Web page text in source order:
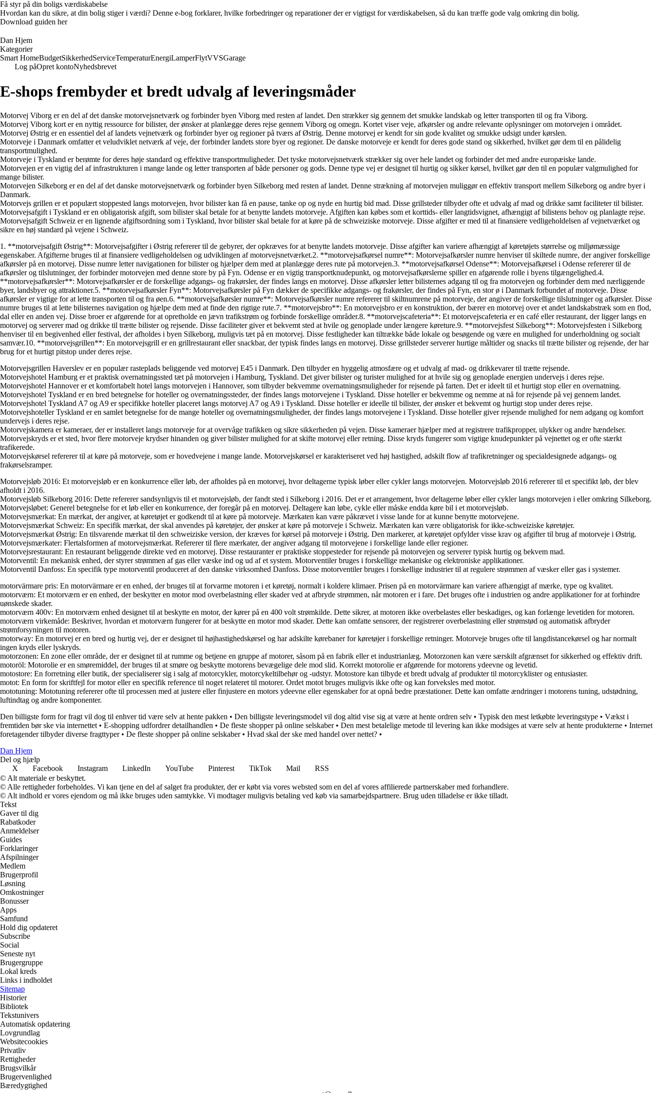
Få styr på din boligs værdiskabelse
Hvordan kan du sikre, at din bolig stiger i værdi? Denne e-bog forklarer, hvilke forbedringer og reparationer der er vigtigst for værdiskabelsen, så du kan træffe gode valg omkring din bolig.
Download guiden her
Dan Hjem
Kategorier
Smart HomeBudgetSikkerhedServiceTemperaturEnergiLamperFlytVVSGarage
Log påOpret kontoNyhedsbrevet
E-shops frembyder et bredt udvalg af leveringsmåder
Motorvej Viborg er en del af det danske motorvejsnetværk og forbinder byen Viborg med resten af landet. Den strækker sig gennem det smukke landskab og letter transporten til og fra Viborg.
Motorvej Viborg kort er en nyttig ressource for bilister, der ønsker at planlægge deres rejse gennem Viborg og omegn. Kortet viser veje, afkørsler og andre relevante oplysninger om motorvejen i området.
Motorvej Østrig er en essentiel del af landets vejnetværk og forbinder byer og regioner på tværs af Østrig. Denne motorvej er kendt for sin gode kvalitet og smukke udsigt under kørslen.
Motorveje i Danmark omfatter et veludviklet netværk af veje, der forbinder landets store byer og regioner. De danske motorveje er kendt for deres gode stand og sikkerhed, hvilket gør dem til en pålidelig
transportmulighed.
Motorveje i Tyskland er berømte for deres høje standard og effektive transportmuligheder. Det tyske motorvejsnetværk strækker sig over hele landet og forbinder det med andre europæiske lande.
Motorvejen er en vigtig del af infrastrukturen i mange lande og letter transporten af både personer og gods. Denne type vej er designet til hurtig og sikker kørsel, hvilket gør den til en populær valgmulighed for
mange bilister.
Motorvejen Silkeborg er en del af det danske motorvejsnetværk og forbinder byen Silkeborg med resten af landet. Denne strækning af motorvejen muliggør en effektiv transport mellem Silkeborg og andre byer i
Danmark.
Motorvejs grillen er et populært stoppested langs motorvejen, hvor bilister kan få en pause, tanke op og nyde en hurtig bid mad. Disse grillsteder tilbyder ofte et udvalg af mad og drikke samt faciliteter til bilister.
Motorvejsafgift i Tyskland er en obligatorisk afgift, som bilister skal betale for at benytte landets motorveje. Afgiften kan købes som et korttids- eller langtidsvignet, afhængigt af bilistens behov og planlagte rejse.
Motorvejsafgift Schweiz er en lignende afgiftsordning som i Tyskland, hvor bilister skal betale for at køre på de schweiziske motorveje. Disse afgifter er med til at finansiere vedligeholdelsen af vejnetværket og
sikre en høj standard på vejene i Schweiz.
1. **motorvejsafgift Østrig**: Motorvejsafgifter i Østrig refererer til de gebyrer, der opkræves for at benytte landets motorveje. Disse afgifter kan variere afhængigt af køretøjets størrelse og miljømæssige
egenskaber. Afgifterne bruges til at finansiere vedligeholdelsen og udviklingen af motorvejsnetværket.2. **motorvejsafkørsel numre**: Motorvejsafkørsler numre henviser til skiltede numre, der angiver forskellige
afkørsler på en motorvej. Disse numre letter navigationen for bilister og hjælper dem med at planlægge deres rute på motorvejen.3. **motorvejsafkørsel Odense**: Motorvejsafkørsel i Odense refererer til de
afkørsler og tilslutninger, der forbinder motorvejen med denne store by på Fyn. Odense er en vigtig transportknudepunkt, og motorvejsafkørslerne spiller en afgørende rolle i byens tilgængelighed.4.
**motorvejsafkørsler**: Motorvejsafkørsler er de forskellige adgangs- og frakørsler, der findes langs en motorvej. Disse afkørsler letter bilisternes adgang til og fra motorvejen og forbinder dem med nærliggende
byer, landsbyer og attraktioner.5. **motorvejsafkørsler Fyn**: Motorvejsafkørsler på Fyn dækker de specifikke adgangs- og frakørsler, der findes på Fyn, en stor ø i Danmark forbundet af motorveje. Disse
afkørsler er vigtige for at lette transporten til og fra øen.6. **motorvejsafkørsler numre**: Motorvejsafkørsler numre refererer til skiltnumrene på motorveje, der angiver de forskellige tilslutninger og afkørsler. Disse
numre bruges til at lette bilisternes navigation og hjælpe dem med at finde den rigtige rute.7. **motorvejsbro**: En motorvejsbro er en konstruktion, der bærer en motorvej over et andet landskabstræk som en flod,
dal eller en anden vej. Disse broer er afgørende for at opretholde en jævn trafikstrøm og forbinde forskellige områder.8. **motorvejscafeteria**: Et motorvejscafeteria er en café eller restaurant, der ligger langs en
motorvej og serverer mad og drikke til trætte bilister og rejsende. Disse faciliteter giver et bekvemt sted at hvile og genoplade under længere køreture.9. **motorvejsfest Silkeborg**: Motorvejsfesten i Silkeborg
henviser til en begivenhed eller festival, der afholdes i byen Silkeborg, muligvis tæt på en motorvej. Disse festligheder kan tiltrække både lokale og besøgende og være en mulighed for underholdning og socialt
samvær.10. **motorvejsgrillen**: En motorvejsgrill er en grillrestaurant eller snackbar, der typisk findes langs en motorvej. Disse grillsteder serverer hurtige måltider og snacks til trætte bilister og rejsende, der har
brug for et hurtigt pitstop under deres rejse.
Motorvejsgrillen Haverslev er en populær rasteplads beliggende ved motorvej E45 i Danmark. Den tilbyder en hyggelig atmosfære og et udvalg af mad- og drikkevarer til trætte rejsende.
Motorvejshotel Hamburg er et praktisk overnatningssted tæt på motorvejen i Hamburg, Tyskland. Det giver bilister og turister mulighed for at hvile sig og genoplade energien undervejs i deres rejse.
Motorvejshotel Hannover er et komfortabelt hotel langs motorvejen i Hannover, som tilbyder bekvemme overnatningsmuligheder for rejsende på farten. Det er ideelt til et hurtigt stop eller en overnatning.
Motorvejshotel Tyskland er en bred betegnelse for hoteller og overnatningssteder, der findes langs motorvejene i Tyskland. Disse hoteller er bekvemme og nemme at nå for rejsende på vej gennem landet.
Motorvejshotel Tyskland A7 og A9 er specifikke hoteller placeret langs motorvej A7 og A9 i Tyskland. Disse hoteller er ideelle til bilister, der ønsker et bekvemt og hurtigt stop under deres rejse.
Motorvejshoteller Tyskland er en samlet betegnelse for de mange hoteller og overnatningsmuligheder, der findes langs motorvejene i Tyskland. Disse hoteller giver rejsende mulighed for nem adgang og komfort
undervejs i deres rejse.
Motorvejskamera er kameraer, der er installeret langs motorveje for at overvåge trafikken og sikre sikkerheden på vejen. Disse kameraer hjælper med at registrere trafikpropper, ulykker og andre hændelser.
Motorvejskryds er et sted, hvor flere motorveje krydser hinanden og giver bilister mulighed for at skifte motorvej eller retning. Disse kryds fungerer som vigtige knudepunkter på vejnettet og er ofte stærkt
trafikerede.
Motorvejskørsel refererer til at køre på motorveje, som er hovedvejene i mange lande. Motorvejskørsel er karakteriseret ved høj hastighed, adskilt flow af trafikretninger og specialdesignede adgangs- og
frakørselsramper.
Motorvejsløb 2016: Et motorvejsløb er en konkurrence eller løb, der afholdes på en motorvej, hvor deltagerne typisk løber eller cykler langs motorvejen. Motorvejsløb 2016 refererer til et specifikt løb, der blev
afholdt i 2016.
Motorvejsløb Silkeborg 2016: Dette refererer sandsynligvis til et motorvejsløb, der fandt sted i Silkeborg i 2016. Det er et arrangement, hvor deltagerne løber eller cykler langs motorvejen i eller omkring Silkeborg.
Motorvejsløbet: Generel betegnelse for et løb eller en konkurrence, der foregår på en motorvej. Deltagere kan løbe, cykle eller måske endda køre bil i et motorvejsløb.
Motorvejsmærkat: En mærkat, der angiver, at køretøjet er godkendt til at køre på motorveje. Mærkaten kan være påkrævet i visse lande for at kunne benytte motorvejene.
Motorvejsmærkat Schweiz: En specifik mærkat, der skal anvendes på køretøjer, der ønsker at køre på motorveje i Schweiz. Mærkaten kan være obligatorisk for ikke-schweiziske køretøjer.
Motorvejsmærkat Østrig: En tilsvarende mærkat til den schweiziske version, der kræves for kørsel på motorveje i Østrig. Den markerer, at køretøjet opfylder visse krav og afgifter til brug af motorveje i Østrig.
Motorvejsmærkater: Flertalsformen af motorvejsmærkat. Refererer til flere mærkater, der angiver adgang til motorvejene i forskellige lande eller regioner.
Motorvejsrestaurant: En restaurant beliggende direkte ved en motorvej. Disse restauranter er praktiske stoppesteder for rejsende på motorvejen og serverer typisk hurtig og bekvem mad.
Motorventil: En mekanisk enhed, der styrer strømmen af gas eller væske ind og ud af et system. Motorventiler bruges i forskellige mekaniske og elektroniske applikationer.
Motorventil Danfoss: En specifik type motorventil produceret af den danske virksomhed Danfoss. Disse motorventiler bruges i forskellige industrier til at regulere strømmen af væsker eller gas i systemer.
motorvärmare pris: En motorvärmare er en enhed, der bruges til at forvarme motoren i et køretøj, normalt i koldere klimaer. Prisen på en motorvärmare kan variere afhængigt af mærke, type og kvalitet.
motorværn: Et motorværn er en enhed, der beskytter en motor mod overbelastning eller skader ved at afbryde strømmen, når motoren er i fare. Det bruges ofte i industrien og andre applikationer for at forhindre
uønskede skader.
motorværn 400v: En motorværn enhed designet til at beskytte en motor, der kører på en 400 volt strømkilde. Dette sikrer, at motoren ikke overbelastes eller beskadiges, og kan forlænge levetiden for motoren.
motorværn virkemåde: Beskriver, hvordan et motorværn fungerer for at beskytte en motor mod skader. Dette kan omfatte sensorer, der registrerer overbelastning eller strømstød og automatisk afbryder
strømforsyningen til motoren.
motorway: En motorvej er en bred og hurtig vej, der er designet til højhastighedskørsel og har adskilte kørebaner for køretøjer i forskellige retninger. Motorveje bruges ofte til langdistancekørsel og har normalt
ingen kryds eller lyskryds.
motorzonen: En zone eller område, der er designet til at rumme og betjene en gruppe af motorer, såsom på en fabrik eller et industrianlæg. Motorzonen kan være særskilt afgrænset for sikkerhed og effektiv drift.
motoröl: Motorolie er en smøremiddel, der bruges til at smøre og beskytte motorens bevægelige dele mod slid. Korrekt motorolie er afgørende for motorens ydeevne og levetid.
motostore: En forretning eller butik, der specialiserer sig i salg af motorcykler, motorcykeltilbehør og -udstyr. Motostore kan tilbyde et bredt udvalg af produkter til motorcyklister og entusiaster.
motot: En form for skriftfejl for motor eller en specifik reference til noget relateret til motorer. Ordet motot bruges muligvis ikke ofte og kan forveksles med motor.
mototuning: Mototuning refererer ofte til processen med at justere eller finjustere en motors ydeevne eller egenskaber for at opnå bedre præstationer. Dette kan omfatte ændringer i motorens tuning, udstødning,
luftindtag og andre komponenter.
Den billigste form for fragt vil dog til enhver tid være selv at hente pakken • Den billigste leveringsmodel vil dog altid vise sig at være at hente ordren selv • Typisk den mest letkøbte leveringstype • Vækst i
fremtiden bør ske via internettet • E-shopping udfordrer detailhandlen • De fleste shopper på online selskaber• Den mest betalelige metode til levering kan ikke modsiges at være selv at hente produkterne • Internet
foretagender tilbyder diverse fragttyper• De fleste shopper på online selskaber• Hvad skal der ske med handel over nettet? •
Dan Hjem
Del og hjælp
X
Facebook Instagram LinkedIn YouTube Pinterest TikTok Mail
RSS
© Alt materiale er beskyttet.
© Alle rettigheder forbeholdes. Vi kan tjene en del af salget fra produkter, der er købt via vores websted som en del af vores affilierede partnerskaber med forhandlere.
© Alt indhold er vores ejendom og må ikke bruges uden samtykke. Vi modtager muligvis betaling ved køb via samarbejdspartnere. Brug uden tilladelse er ikke tilladt.
Tekst
Gaver til dig
Rabatkoder
Anmeldelser
Guides
Forklaringer
Afspilninger
Medlem
Brugerprofil
Løsning
Omkostninger
Bonusser
Apps
Samfund
Hold dig opdateret
Subscribe
Social
Seneste nyt
Brugergruppe
Lokal kreds
Links i indholdet
Sitemap
Historier
Bibliotek
Tekstunivers
Automatisk opdatering
Lovgrundlag
Websitecookies
Privatliv
Rettigheder
Brugsvilkår
Brugervenlighed
Bæredygtighed